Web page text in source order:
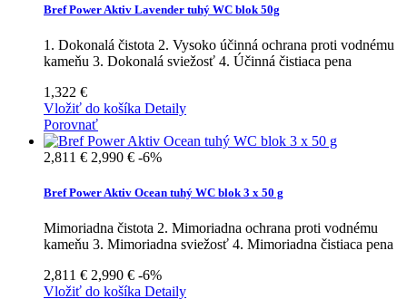
Bref Power Aktiv Lavender tuhý WC blok 50g
1. Dokonalá čistota 2. Vysoko účinná ochrana proti vodnému
kameňu 3. Dokonalá sviežosť 4. Účinná čistiaca pena
1,322 €
Vložiť do košíka Detaily
Porovnať
2,811 € 2,990 € -6%
Bref Power Aktiv Ocean tuhý WC blok 3 x 50 g
Mimoriadna čistota 2. Mimoriadna ochrana proti vodnému
kameňu 3. Mimoriadna sviežosť 4. Mimoriadna čistiaca pena
2,811 € 2,990 € -6%
Vložiť do košíka Detaily